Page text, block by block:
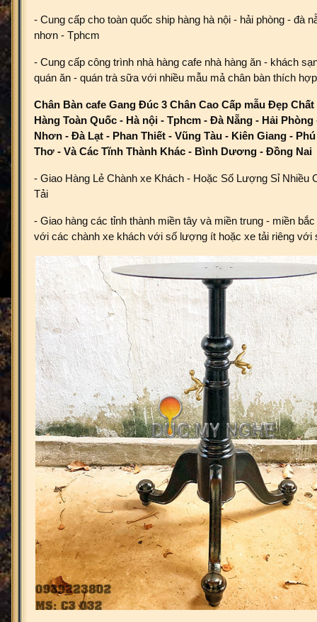
- Cung cấp cho toàn quốc ship hàng hà nội - hải phòng - đà
nhơn - Tphcm
- Cung cấp công trình nhà hàng cafe nhà hàng ăn - khách
quán ăn - quán trà sữa với nhiều mẫu mả chân bàn thích
Chân Bàn cafe Gang Đúc 3 Chân Cao Cấp mẫu Đẹp​
Hàng Toàn Quốc - Hà nội - Tphcm - Đà Nẵng - Hải Phòng
Nhơn - Đà Lạt - Phan Thiết - Vũng Tàu - Kiên Giang -
Thơ - Và Các Tĩnh Thành Khác - Bình Dương - Đồng Nai
- Giao Hàng Lẻ Chành xe Khách - Hoặc Số Lượng Sỉ Nhiều
Tải
- Giao hàng các tỉnh thành miền tây và miền trung - miền
với các chành xe khách với số lượng ít hoặc xe tải riêng với